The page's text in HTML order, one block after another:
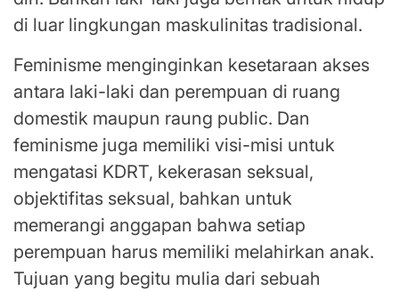
di luar lingkungan maskulinitas tradisional.
Feminisme menginginkan kesetaraan akses
antara laki-laki dan perempuan di ruang
domestik maupun raung public. Dan
feminisme juga memiliki visi-misi untuk
mengatasi KDRT, kekerasan seksual,
objektifitas seksual, bahkan untuk
memerangi anggapan bahwa setiap
perempuan harus memiliki melahirkan anak.
Tujuan yang begitu mulia dari sebuah